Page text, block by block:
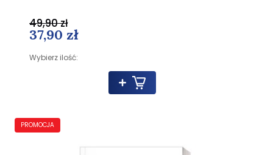
37,90 zł
Wybierz ilość:
49,90 zł
PROMOCJA